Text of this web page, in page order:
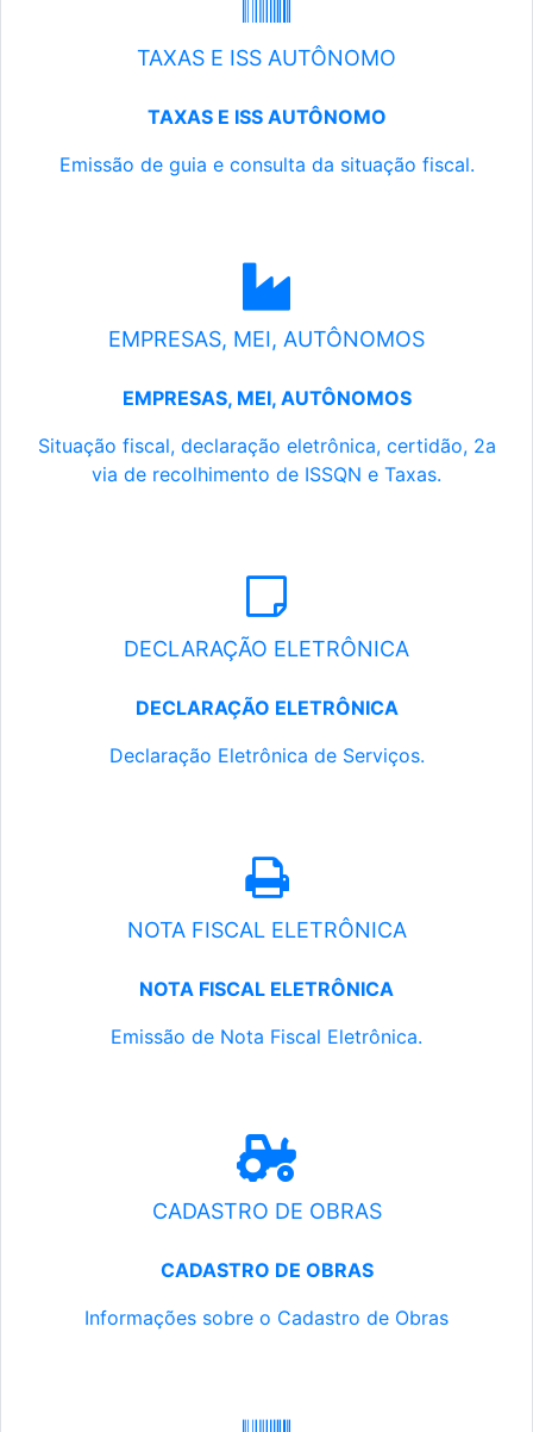
TAXAS E ISS AUTÔNOMO
TAXAS E ISS AUTÔNOMO
Emissão de guia e consulta da situação fiscal.
EMPRESAS, MEI, AUTÔNOMOS
EMPRESAS, MEI, AUTÔNOMOS
Situação fiscal, declaração eletrônica, certidão, 2a
via de recolhimento de ISSQN e Taxas.
DECLARAÇÃO ELETRÔNICA
DECLARAÇÃO ELETRÔNICA
Declaração Eletrônica de Serviços.
NOTA FISCAL ELETRÔNICA
NOTA FISCAL ELETRÔNICA
Emissão de Nota Fiscal Eletrônica.
CADASTRO DE OBRAS
CADASTRO DE OBRAS
Informações sobre o Cadastro de Obras